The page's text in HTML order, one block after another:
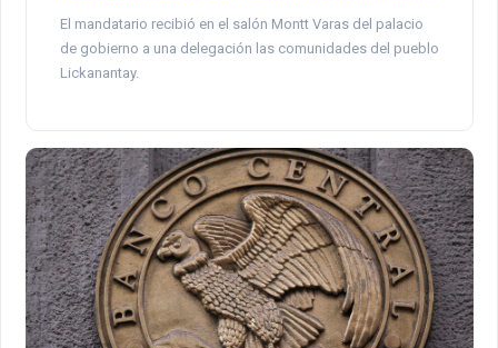
El mandatario recibió en el salón Montt Varas del palacio
de gobierno a una delegación las comunidades del pueblo
Lickanantay.